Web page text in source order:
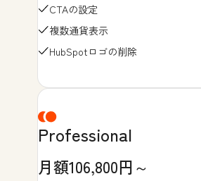
CTAの設定
複数通貨表示
HubSpotロゴの削除
Professional
月額106,800円～